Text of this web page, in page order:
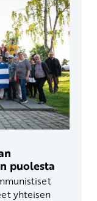
puolesta
yhteisen